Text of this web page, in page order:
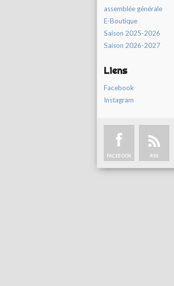
assemblée générale
E-Boutique
Saison 2025-2026
Saison 2026-2027
Liens
Facebook
Instagram
FACEBOOK RSS